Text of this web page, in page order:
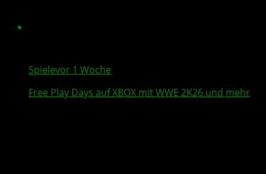
Spielevor 1 Woche
Free Play Days auf XBOX mitWWE 2K26 und mehr